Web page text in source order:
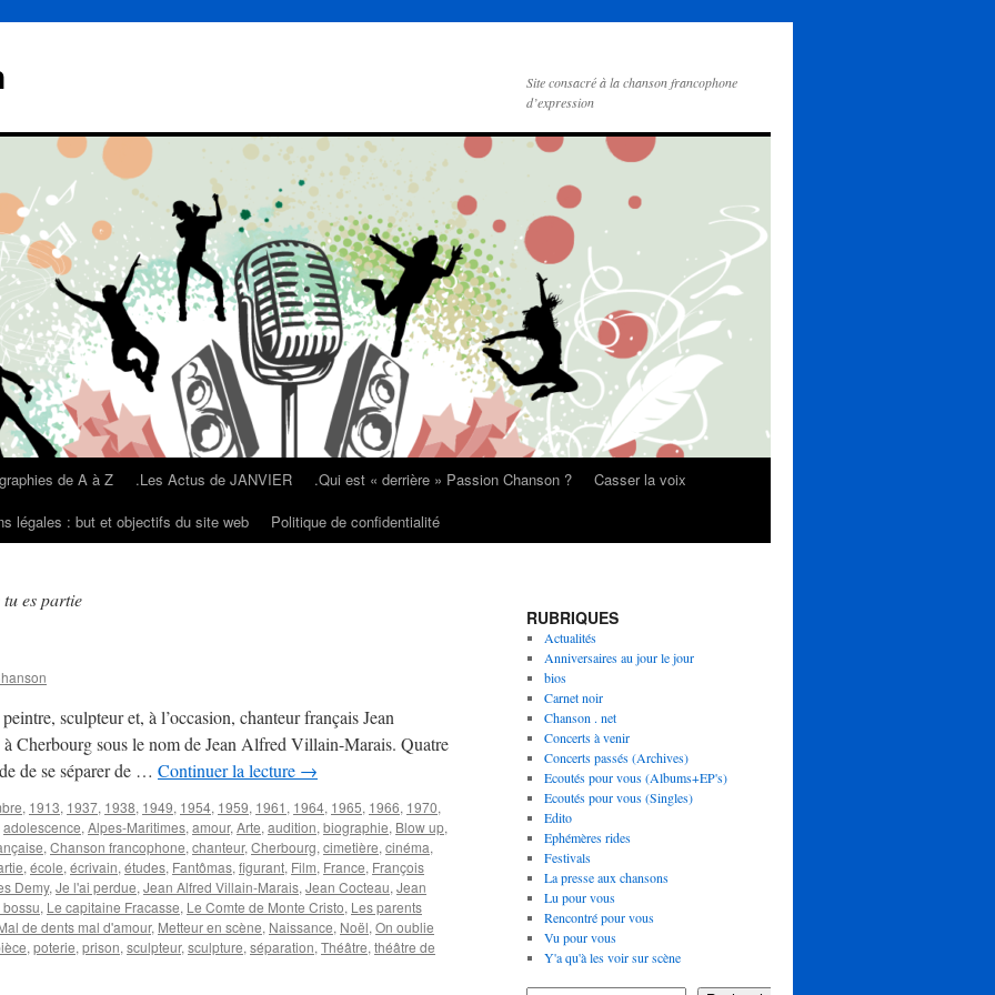
Site consacré à la chanson francophone
d’expression
de A à Z .Les Actus de JANVIER .Qui est « derrière » Passion Chanson ?
Casser la voix
légales : but et objectifs du site web Politique de confidentialité
es partie
sculpteur et, à l’occasion, chanteur français Jean
Cherbourg sous le nom de Jean Alfred Villain-Marais. Quatre
de se séparer de … Continuer la lecture →
, 1913, 1937, 1938, 1949, 1954, 1959, 1961 , 1964, 1965, 1966, 1970,
adolescence, Alpes-Maritimes, amour, Arte, audition, biographie, Blow up,
, Chanson francophone, chanteur, Cherbourg, cimetière, cinéma,
, école, écrivain, études, Fantômas, figurant, Film, France, François
Demy, Je l'ai perdue, Jean Alfred Villain-Marais, Jean Cocteau, Jean
bossu, Le capitaine Fracasse, Le Comte de Monte Cristo, Les parents
de dents mal d'amour, Metteur en scène, Naissance, Noël, On oublie
, poterie, prison, sculpteur, sculpture, séparation, Théâtre, théâtre de
RUBRIQUES
Actualités
Anniversaires au jour le jour
bios
Carnet noir
Chanson . net
Concerts à venir
Concerts passés (Archives)
Ecoutés pour vous (Albums+EP's)
Ecoutés pour vous (Singles)
Edito
Ephémères rides
Festivals
La presse aux chansons
Lu pour vous
Rencontré pour vous
Vu pour vous
Y'a qu'à les voir sur scène